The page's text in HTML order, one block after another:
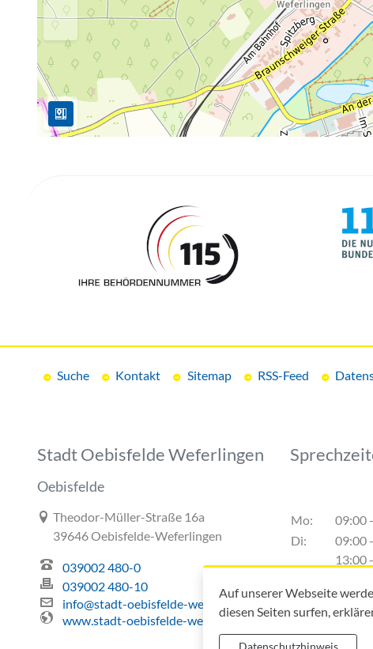
Auf unserer Webseite
diesen Seiten surfen,
Datenschutzhinweis
Suche Kontakt Sitemap RSS-Feed
Stadt Oebisfelde Weferlingen
Oebisfelde
Link zur Google-Maps Navigation
Theodor-Müller-Straße 16a
39646 Oebisfelde-Weferlingen
039002 480-0
039002 480-10
info@stadt-oebisfelde-weferlingen.de
www.stadt-oebisfelde-weferlingen.de
Mo:
09:00
Di:
09:00
13:00
13:00